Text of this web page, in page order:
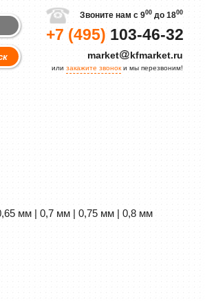
Звоните нам с 900 до 1800
+7 (495) 103-46-32
market kfmarket.ru
или закажите звоноки мы перезвоним!
мм | 0,7 мм | 0,75 мм | 0,8 мм